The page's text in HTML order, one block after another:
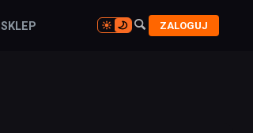
SKLEP 
 ZALOGUJ